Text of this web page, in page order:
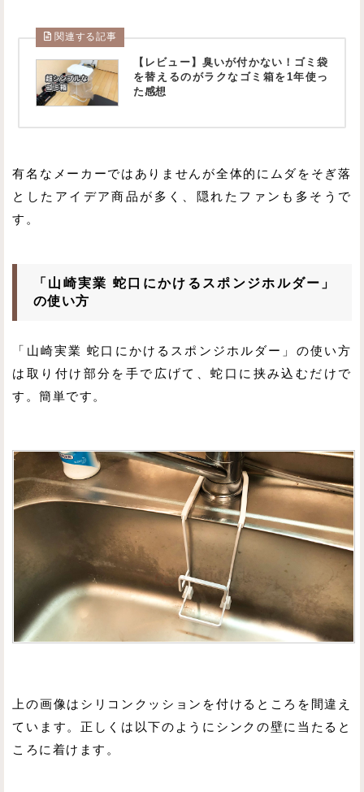
関連する記事
【レビュー】臭いが付かない！ゴミ袋
を替えるのがラクなゴミ箱を1年使っ
た感想
有名なメーカーではありませんが全体的にムダをそぎ落
としたアイデア商品が多く、隠れたファンも多そうで
す。
「山崎実業 蛇口にかけるスポンジホルダー」
の使い方
「山崎実業 蛇口にかけるスポンジホルダー」の使い方
は取り付け部分を手で広げて、蛇口に挟み込むだけで
す。簡単です。
上の画像はシリコンクッションを付けるところを間違え
ています。正しくは以下のようにシンクの壁に当たると
ころに着けます。